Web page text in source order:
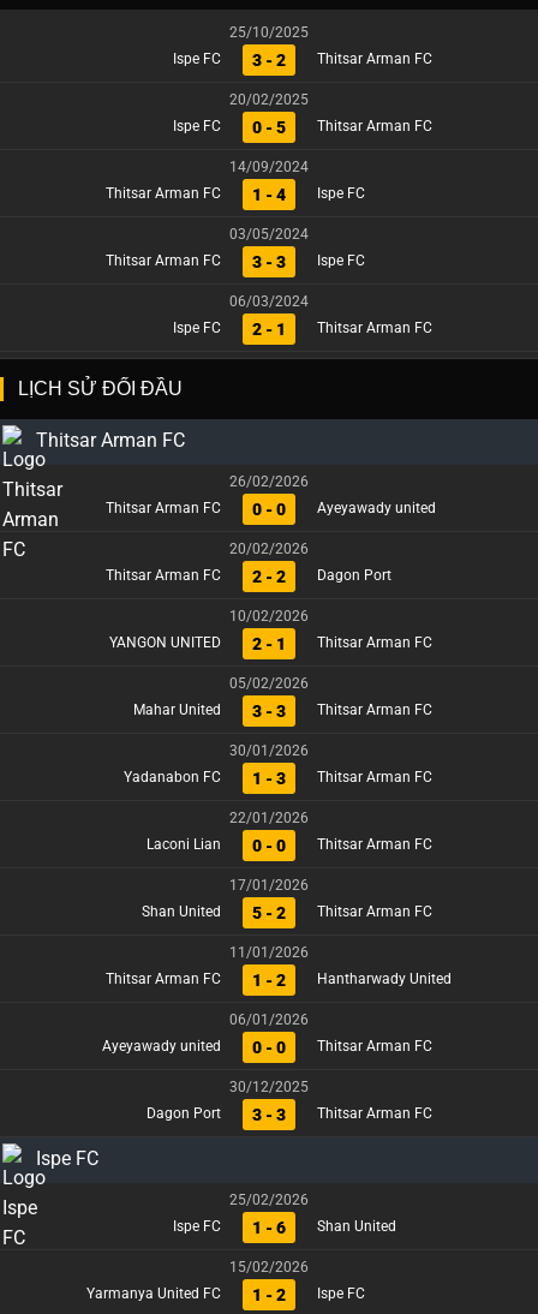
25/10/2025
Ispe FC
3 - 2 Thitsar Arman FC
20/02/2025
Ispe FC
0 - 5 Thitsar Arman FC
14/09/2024
Thitsar Arman FC
1 - 4 Ispe FC
03/05/2024
Thitsar Arman FC
3 - 3 Ispe FC
06/03/2024
Ispe FC
2 - 1 Thitsar Arman FC
LỊCH SỬ ĐỐI ĐẦU
Thitsar Arman FC
26/02/2026
Thitsar Arman FC
0 - 0 Ayeyawady united
20/02/2026
Thitsar Arman FC
2 - 2 Dagon Port
10/02/2026
YANGON UNITED
2 - 1 Thitsar Arman FC
05/02/2026
Mahar United
3 - 3 Thitsar Arman FC
30/01/2026
Yadanabon FC
1 - 3 Thitsar Arman FC
22/01/2026
Laconi Lian
0 - 0 Thitsar Arman FC
17/01/2026
Shan United
5 - 2 Thitsar Arman FC
11/01/2026
Thitsar Arman FC
1 - 2 Hantharwady United
06/01/2026
Ayeyawady united
0 - 0 Thitsar Arman FC
30/12/2025
Dagon Port
3 - 3 Thitsar Arman FC
Ispe FC
25/02/2026
Ispe FC
1 - 6 Shan United
15/02/2026
Yarmanya United FC
1 - 2 Ispe FC